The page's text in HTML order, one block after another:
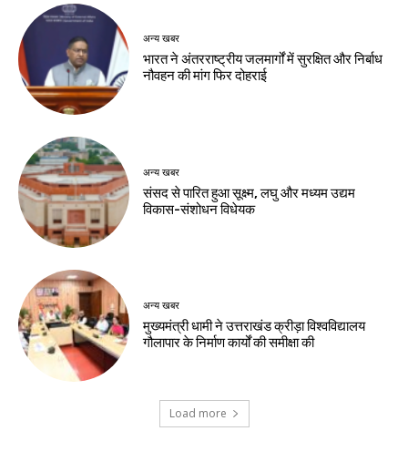
अन्य खबर
भारत ने अंतरराष्ट्रीय जलमार्गों में सुरक्षित और निर्बाध
नौवहन की मांग फिर दोहराई
अन्य खबर
संसद से पारित हुआ सूक्ष्म, लघु और मध्यम उद्यम
विकास-संशोधन विधेयक
अन्य खबर
मुख्यमंत्री धामी ने उत्तराखंड क्रीड़ा विश्वविद्यालय
गौलापार के निर्माण कार्यों की समीक्षा की
Load more